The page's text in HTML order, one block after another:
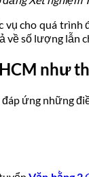
cho quá
về số lượng
như
ứng những